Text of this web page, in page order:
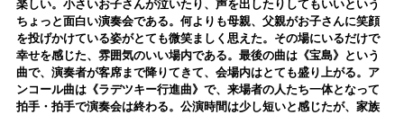
楽しい。小さいお子さんが泣いたり、声を出したりしてもいいという
ちょっと面白い演奏会である。何よりも母親、父親がお子さんに笑顔
を投げかけている姿がとても微笑ましく思えた。その場にいるだけで
幸せを感じた、雰囲気のいい場内である。最後の曲は《宝島》という
曲で、演奏者が客席まで降りてきて、会場内はとても盛り上がる。ア
ンコール曲は《ラデツキー行進曲》で、来場者の人たち一体となって
拍手・拍手で演奏会は終わる。公演時間は少し短いと感じたが、家族